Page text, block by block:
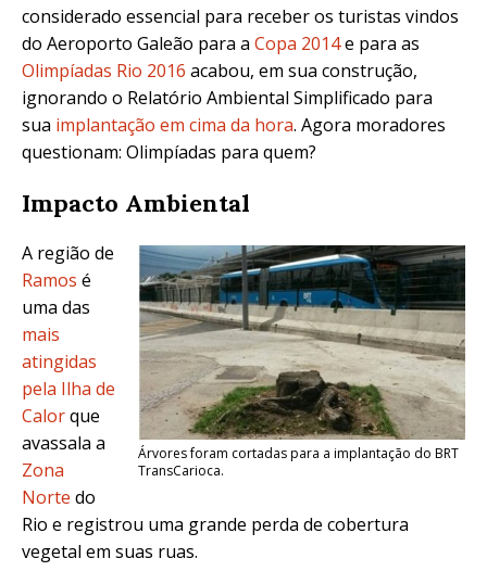
considerado essencial para receber os turistas vindos
do Aeroporto Galeão para a Copa 2014e para as
Olimpíadas Rio 2016 acabou, em sua construção,
ignorando o Relatório Ambiental Simplificado para
sua implantação em cima da hora. Agora moradores
questionam: Olimpíadas para quem?
Impacto Ambiental
Árvores foram cortadas para a implantação do BRT
TransCarioca.
A região de
Ramos é
uma das
mais
atingidas
pela Ilha de
Calorque
avassala a
Zona
Norte do
Rio e registrou uma grande perda de cobertura
vegetal em suas ruas.